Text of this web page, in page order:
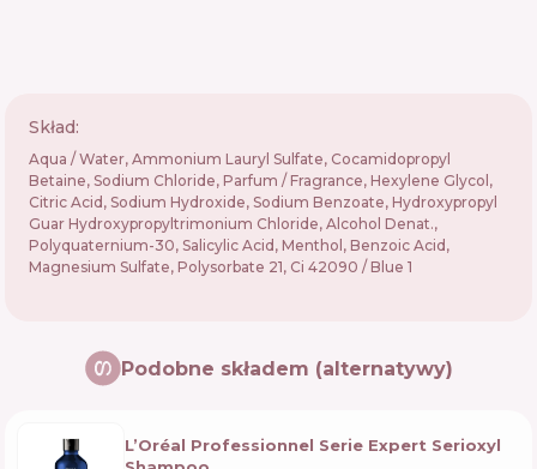
Skład:
Aqua / Water, Ammonium Lauryl Sulfate, Cocamidopropyl
Betaine, Sodium Chloride, Parfum / Fragrance, Hexylene Glycol,
Citric Acid, Sodium Hydroxide, Sodium Benzoate, Hydroxypropyl
Guar Hydroxypropyltrimonium Chloride, Alcohol Denat.,
Polyquaternium-30, Salicylic Acid, Menthol, Benzoic Acid,
Magnesium Sulfate, Polysorbate 21, Ci 42090 / Blue 1
Podobne składem (alternatywy)
L’Oréal Professionnel Serie Expert Serioxyl